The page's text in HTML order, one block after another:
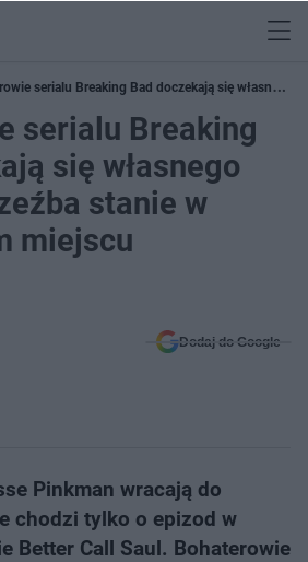
serialu Breaking Bad doczekają się własnego
Rzeźba stanie w wyjątkowym miejscu
serialu Breaking
się własnego
stanie w
miejscu
Dodaj do Google
Pinkman wracają do
chodzi tylko o epizod w
Better Call Saul. Bohaterowie